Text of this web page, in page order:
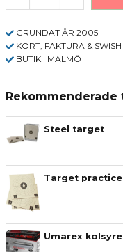
GRUNDAT ÅR 2005
KORT, FAKTURA & SWISH
BUTIK I MALMÖ
Rekommenderade
Steel target
Target practice
Umarex